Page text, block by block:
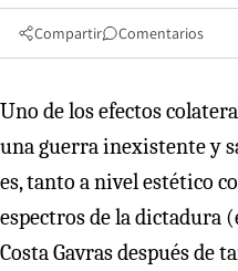
Compartir Comentarios
Uno de los efectos
una guerra inexistente y
es, tanto a nivel estético
espectros de la dictadura
Costa Gavras después de